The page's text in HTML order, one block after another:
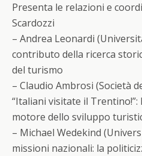
Presenta le relazioni e
Scardozzi
– Andrea Leonardi
contributo della ricerca
del turismo
– Claudio Ambrosi (Società
“Italiani visitate il
motore dello sviluppo
– Michael Wedekind
missioni nazionali: la